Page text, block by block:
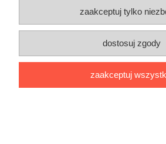
Sklep internetowy
zaakceptuj tylko
dostosuj zgody
zaakceptuj